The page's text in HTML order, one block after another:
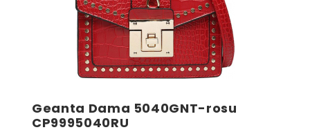
Geanta Dama 5040GNT-rosu
CP9995040RU